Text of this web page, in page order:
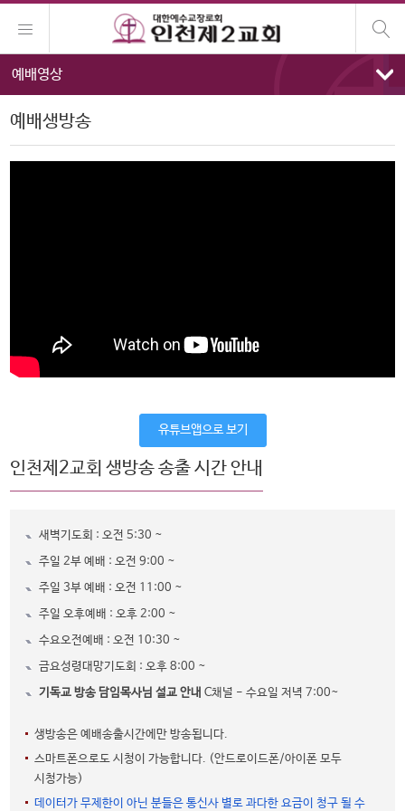
예배영상
예배생방송
유튜브앱으로 보기
인천제2교회 생방송 송출 시간 안내
새벽기도회 : 오전 5:30 ~
주일 2부 예배 : 오전 9:00 ~
주일 3부 예배 : 오전 11:00 ~
주일 오후예배 : 오후 2:00 ~
수요오전예배 : 오전 10:30 ~
금요성령대망기도회 : 오후 8:00 ~
기독교 방송 담임목사님 설교 안내 C채널 - 수요일 저녁 7:00~
생방송은 예배송출시간에만 방송됩니다.
스마트폰으로도 시청이 가능합니다. (안드로이드폰/아이폰 모두
시청가능)
데이터가 무제한이 아닌 분들은 통신사 별로 과다한 요금이 청구 될 수